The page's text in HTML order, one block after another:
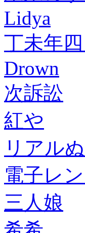
Lidya
丁未年
Drown
次訴訟
紅や
リアル
電子レ
三人娘